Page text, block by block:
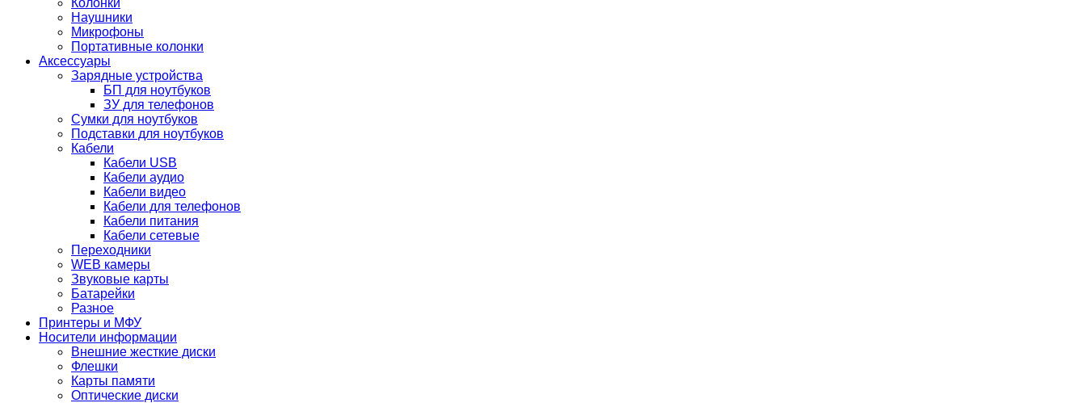
Наушники
Микрофоны
Портативные колонки
Аксессуары
Зарядные устройства
БП для ноутбуков
ЗУ для телефонов
Сумки для ноутбуков
Подставки для ноутбуков
Кабели
Кабели USB
Кабели аудио
Кабели видео
Кабели для телефонов
Кабели питания
Кабели сетевые
Переходники
WEB камеры
Звуковые карты
Батарейки
Разное
Принтеры и МФУ
Носители информации
Внешние жесткие диски
Флешки
Карты памяти
Оптические диски